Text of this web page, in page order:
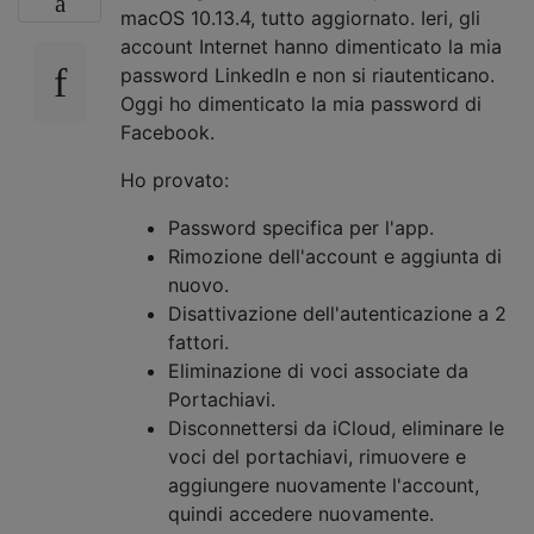
macOS 10.13.4, tutto aggiornato. Ieri, gli
account Internet hanno dimenticato la mia
password LinkedIn e non si riautenticano.
Oggi ho dimenticato la mia password di
Facebook.
Ho provato:
Password specifica per l'app.
Rimozione dell'account e aggiunta di
nuovo.
Disattivazione dell'autenticazione a 2
fattori.
Eliminazione di voci associate da
Portachiavi.
Disconnettersi da iCloud, eliminare le
voci del portachiavi, rimuovere e
aggiungere nuovamente l'account,
quindi accedere nuovamente.